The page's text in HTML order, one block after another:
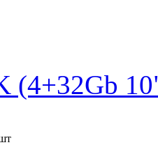
(4+32Gb